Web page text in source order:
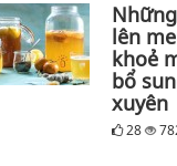
lên
khoẻ
bổ
xuyên
28